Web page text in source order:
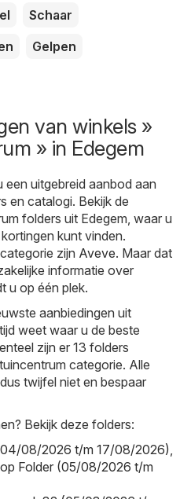
Schaar
Gelpen
van winkels »
» in Edegem
uitgebreid aanbod aan
en catalogi. Bekijk de
folders uit Edegem, waar u
kunt vinden.
zijn Aveve. Maar dat
informatie over
u op één plek.
aanbiedingen uit
weet waar u de beste
zijn er 13 folders
categorie. Alle
twijfel niet en bespaar
Bekijk deze folders:
08/2026 t/m 17/08/2026),
Folder (05/08/2026 t/m